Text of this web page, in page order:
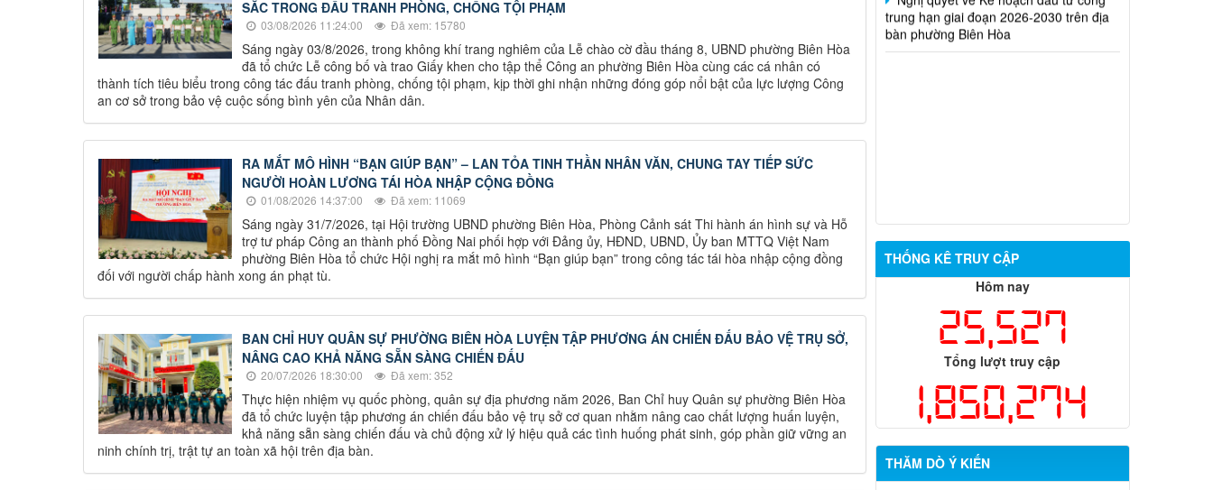
SẮC TRONG ĐẤU TRANH PHÒNG, CHỐNG TỘI PHẠM
03/08/2026 11:24:00 Đã xem: 15780
Sáng ngày 03/8/2026, trong không khí trang nghiêm của Lễ chào cờ đầu tháng 8, UBND phường Biên Hòa
đã tổ chức Lễ công bố và trao Giấy khen cho tập thể Công an phường Biên Hòa cùng các cá nhân có
thành tích tiêu biểu trong công tác đấu tranh phòng, chống tội phạm, kịp thời ghi nhận những đóng góp nổi bật của lực lượng Công
an cơ sở trong bảo vệ cuộc sống bình yên của Nhân dân.
RA MẮT MÔ HÌNH “BẠN GIÚP BẠN” – LAN TỎA TINH THẦN NHÂN VĂN, CHUNG TAY TIẾP SỨC
NGƯỜI HOÀN LƯƠNG TÁI HÒA NHẬP CỘNG ĐỒNG
01/08/2026 14:37:00 Đã xem: 11069
Sáng ngày 31/7/2026, tại Hội trường UBND phường Biên Hòa, Phòng Cảnh sát Thi hành án hình sự và Hỗ
trợ tư pháp Công an thành phố Đồng Nai phối hợp với Đảng ủy, HĐND, UBND, Ủy ban MTTQ Việt Nam
phường Biên Hòa tổ chức Hội nghị ra mắt mô hình “Bạn giúp bạn” trong công tác tái hòa nhập cộng đồng
đối với người chấp hành xong án phạt tù.
BAN CHỈ HUY QUÂN SỰ PHƯỜNG BIÊN HÒA LUYỆN TẬP PHƯƠNG ÁN CHIẾN ĐẤU BẢO VỆ TRỤ SỞ,
NÂNG CAO KHẢ NĂNG SẴN SÀNG CHIẾN ĐẤU
20/07/2026 18:30:00 Đã xem: 352
Thực hiện nhiệm vụ quốc phòng, quân sự địa phương năm 2026, Ban Chỉ huy Quân sự phường Biên Hòa
đã tổ chức luyện tập phương án chiến đấu bảo vệ trụ sở cơ quan nhằm nâng cao chất lượng huấn luyện,
khả năng sẵn sàng chiến đấu và chủ động xử lý hiệu quả các tình huống phát sinh, góp phần giữ vững an
ninh chính trị, trật tự an toàn xã hội trên địa bàn.
bàn phường Biên Hòa
THỐNG KÊ TRUY CẬP
Hôm nay
25,527
Tổng lượt truy cập
1,850,274
THĂM DÒ Ý KIẾN